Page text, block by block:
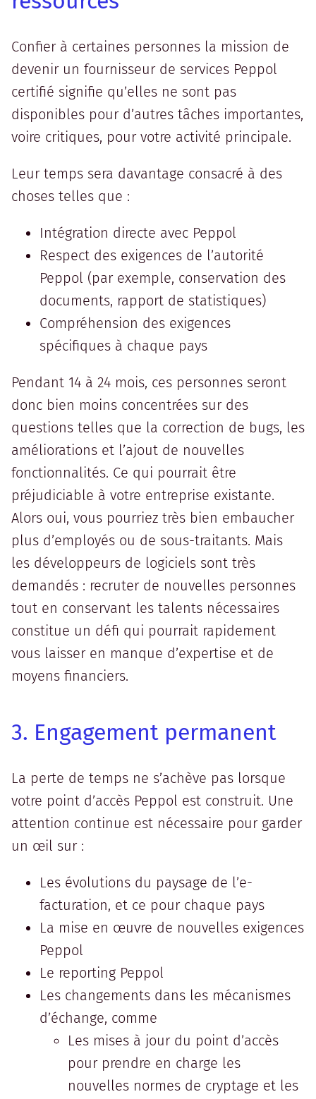
Confier à certaines personnes la mission de
devenir un fournisseur de services Peppol
certifié signifie qu’elles ne sont pas
disponibles pour d’autres tâches importantes,
voire critiques, pour votre activité principale.
Leur temps sera davantage consacré à des
choses telles que :
Intégration directe avec Peppol
Respect des exigences de l’autorité
Peppol (par exemple, conservation des
documents, rapport de statistiques)
Compréhension des exigences
spécifiques à chaque pays
Pendant 14 à 24 mois, ces personnes seront
donc bien moins concentrées sur des
questions telles que la correction de bugs, les
améliorations et l’ajout de nouvelles
fonctionnalités. Ce qui pourrait être
préjudiciable à votre entreprise existante.
Alors oui, vous pourriez très bien embaucher
plus d’employés ou de sous-traitants. Mais
les développeurs de logiciels sont très
demandés : recruter de nouvelles personnes
tout en conservant les talents nécessaires
constitue un défi qui pourrait rapidement
vous laisser en manque d’expertise et de
moyens financiers.
3. Engagement permanent
La perte de temps ne s’achève pas lorsque
votre point d’accès Peppol est construit. Une
attention continue est nécessaire pour garder
un œil sur :
Les évolutions du paysage de l’e-
facturation, et ce pour chaque pays
La mise en œuvre de nouvelles exigences
Peppol
Le reporting Peppol
Les changements dans les mécanismes
d’échange, comme
Les mises à jour du point d’accès
pour prendre en charge les
nouvelles normes de cryptage et les